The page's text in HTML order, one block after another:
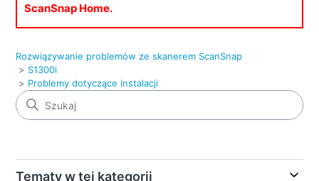
ScanSnap Home.
Rozwiązywanie problemów ze skanerem ScanSnap
S1300i
Problemy dotyczące instalacji
Tematy w tej kategorii